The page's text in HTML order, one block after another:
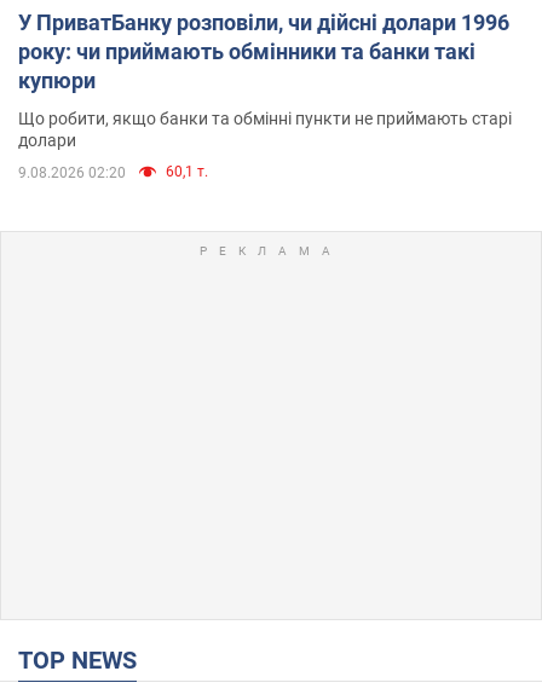
У ПриватБанку розповіли, чи дійсні долари 1996
року: чи приймають обмінники та банки такі
купюри
Що робити, якщо банки та обмінні пункти не приймають старі
долари
9.08.2026 02:20 60,1 т.
TOP NEWS